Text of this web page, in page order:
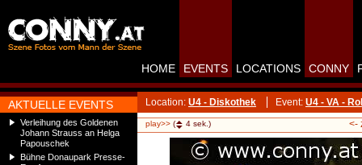
AKTUELLE EVENTS
Verleihung des Goldenen
Johann Strauss an Helga
Papouschek
Bühne Donaupark Presse-
HOME EVENTS LOCATIONS CONNY
Location: U4 - Diskothek Event: U4 - VA -
play>> ( 4 sek.) <-